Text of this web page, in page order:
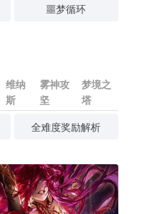
噩梦循环
维纳
斯
雾神攻
坚
梦境之
塔
全难度奖励解析